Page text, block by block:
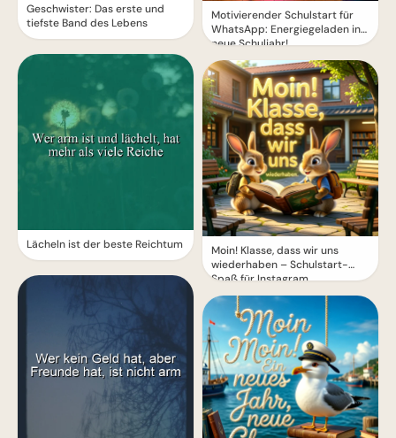
Geschwister: Das erste und
tiefste Band des Lebens
Lächeln ist der beste Reichtum
Motivierender Schulstart für
WhatsApp: Energiegeladen ins
neue Schuljahr!
Moin! Klasse, dass wir uns
wiederhaben – Schulstart-
Spaß für Instagram